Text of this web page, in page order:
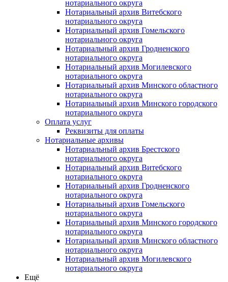
нотариального округа
Нотариальный архив Витебского
нотариального округа
Нотариальный архив Гомельского
нотариального округа
Нотариальный архив Гродненского
нотариального округа
Нотариальный архив Могилевского
нотариального округа
Нотариальный архив Минского областного
нотариального округа
Нотариальный архив Минского городского
нотариального округа
Оплата услуг
Реквизиты для оплаты
Нотариальные архивы
Нотариальный архив Брестского
нотариального округа
Нотариальный архив Витебского
нотариального округа
Нотариальный архив Гродненского
нотариального округа
Нотариальный архив Гомельского
нотариального округа
Нотариальный архив Минского городского
нотариального округа
Нотариальный архив Минского областного
нотариального округа
Нотариальный архив Могилевского
нотариального округа
Ещё